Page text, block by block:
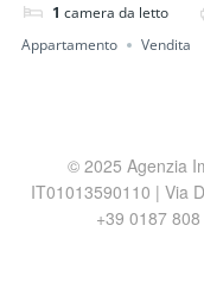
1 camera da letto
Appartamento
Vendita
© 2025Agenzia
IT01013590110 | Via
+39 0187